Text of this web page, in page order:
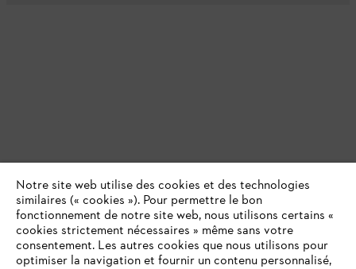
Notre site web utilise des cookies et des technologies
similaires (« cookies »). Pour permettre le bon
fonctionnement de notre site web, nous utilisons certains «
cookies strictement nécessaires » même sans votre
consentement. Les autres cookies que nous utilisons pour
optimiser la navigation et fournir un contenu personnalisé,